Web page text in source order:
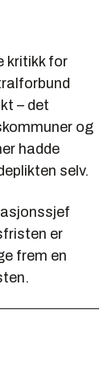
kritikk for
– det
og
hadde
selv.
er
frem en